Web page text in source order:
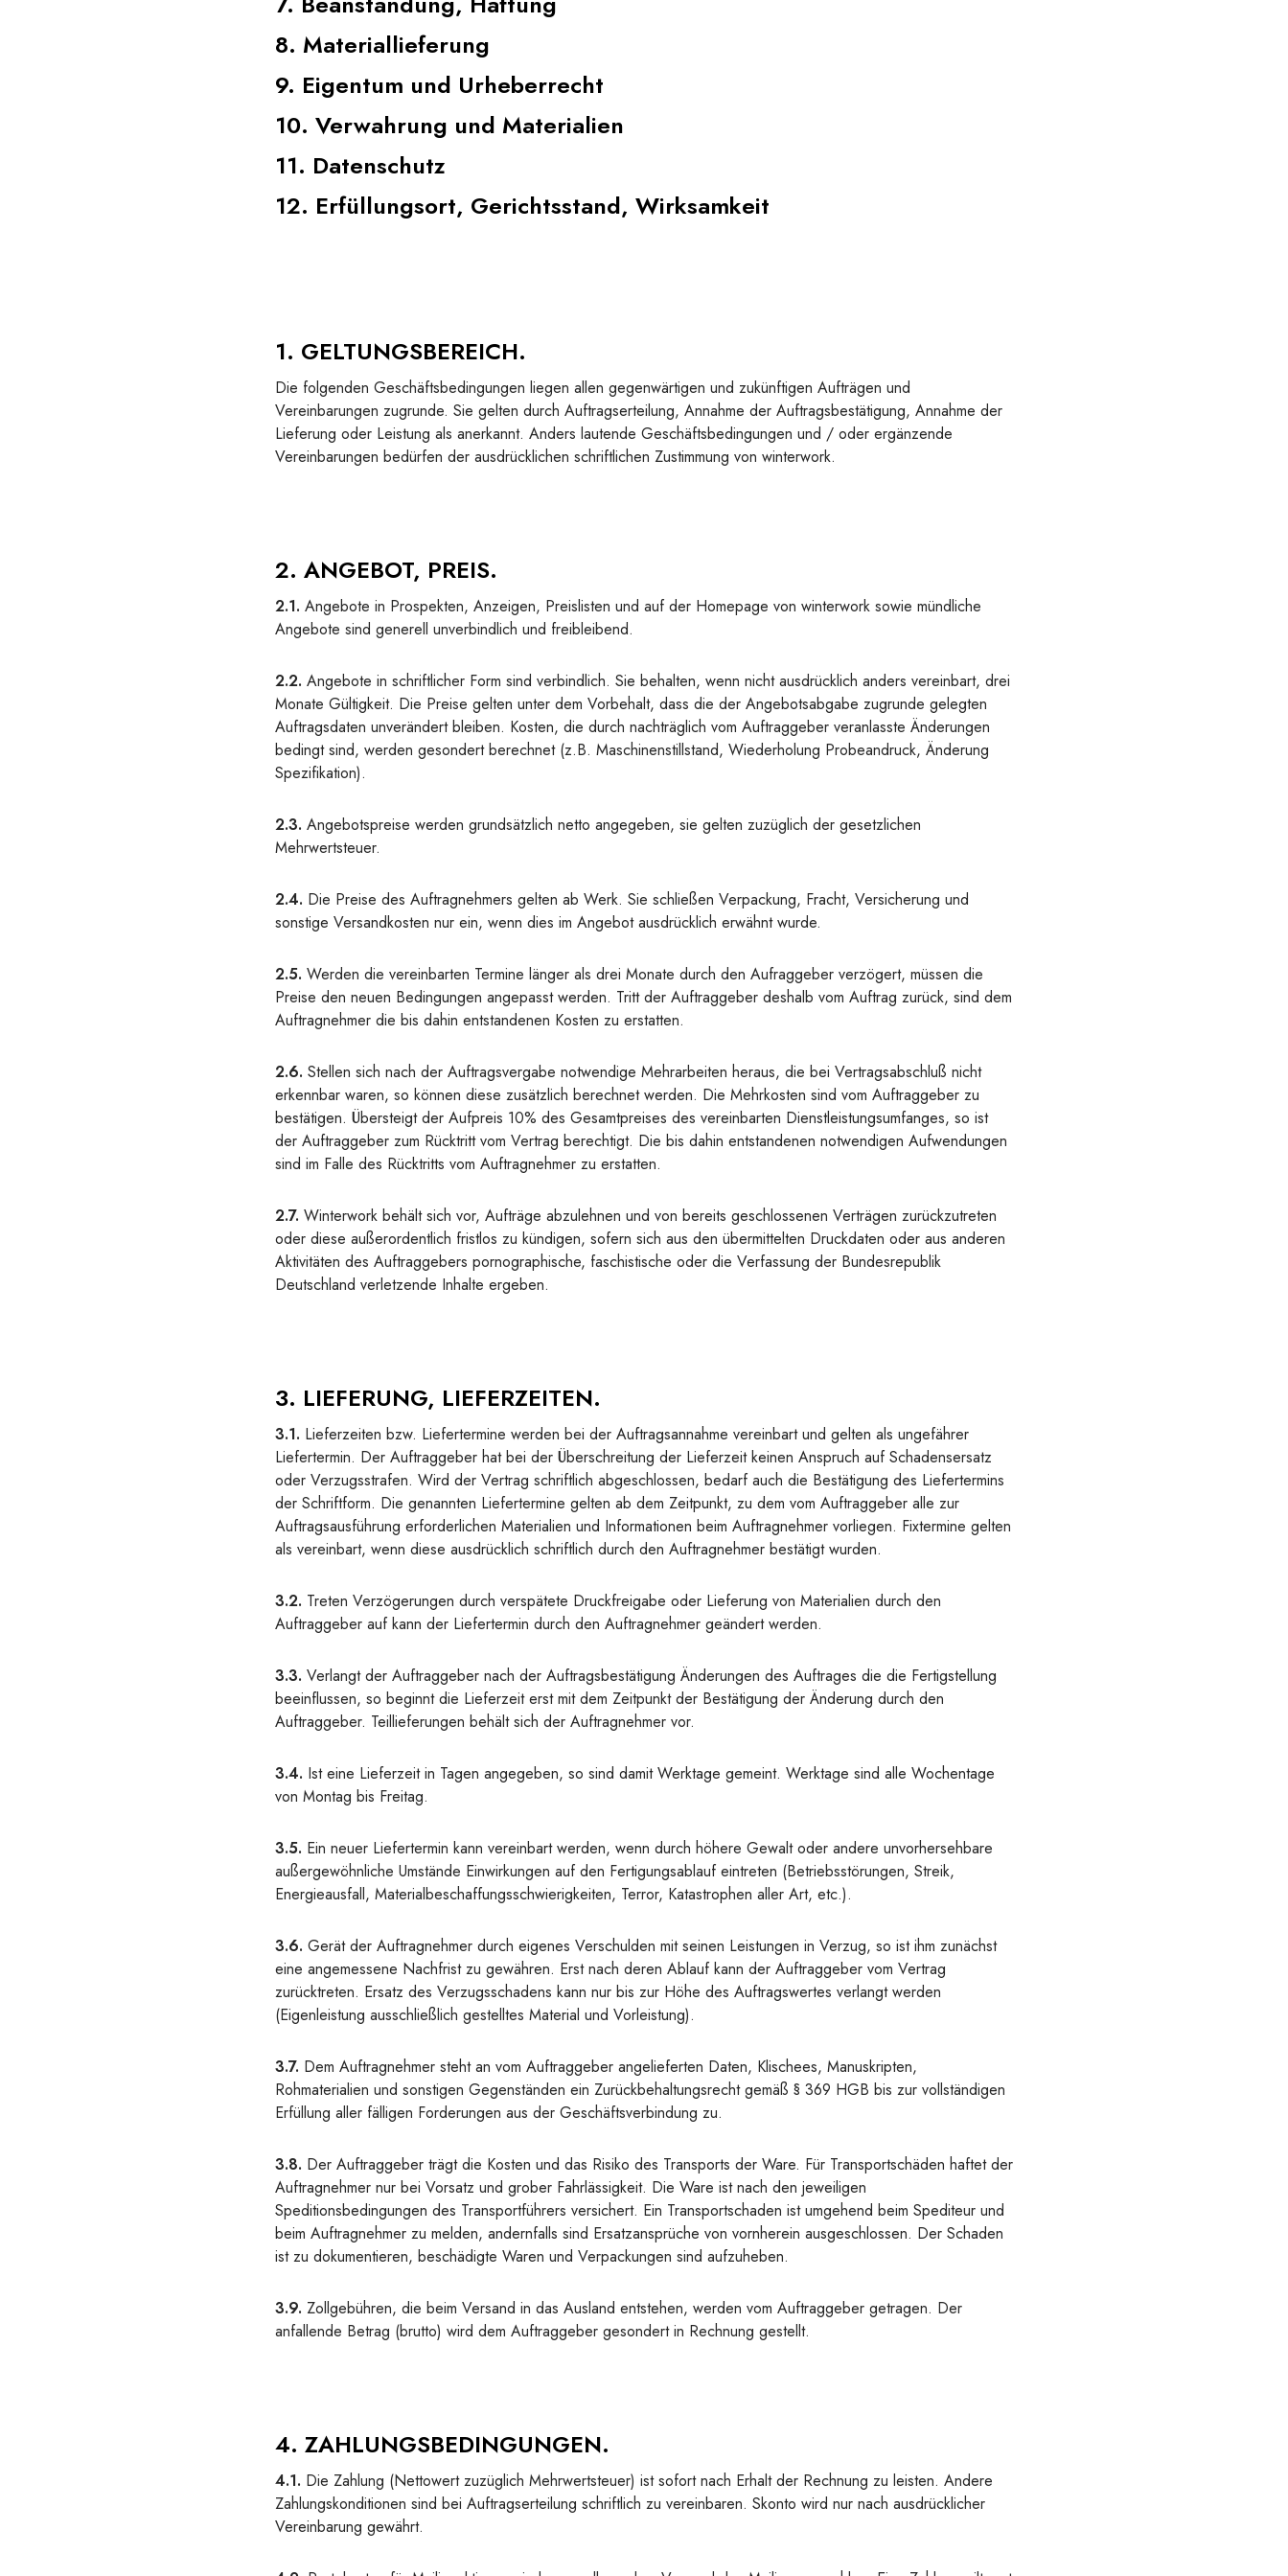
8. Materiallieferung
9. Eigentum und Urheberrecht
10. Verwahrung und Materialien
11. Datenschutz
12. Erfüllungsort, Gerichtsstand, Wirksamkeit
1. GELTUNGSBEREICH.
Die folgenden Geschäftsbedingungen liegen allen gegenwärtigen und zukünftigen Aufträgen und
Vereinbarungen zugrunde. Sie gelten durch Auftragserteilung, Annahme der Auftragsbestätigung, Annahme der
Lieferung oder Leistung als anerkannt. Anders lautende Geschäftsbedingungen und / oder ergänzende
Vereinbarungen bedürfen der ausdrücklichen schriftlichen Zustimmung von winterwork.
2. ANGEBOT, PREIS.
2.1. Angebote in Prospekten, Anzeigen, Preislisten und auf der Homepage von winterwork sowie mündliche
Angebote sind generell unverbindlich und freibleibend.
2.2. Angebote in schriftlicher Form sind verbindlich. Sie behalten, wenn nicht ausdrücklich anders vereinbart, drei
Monate Gültigkeit. Die Preise gelten unter dem Vorbehalt, dass die der Angebotsabgabe zugrunde gelegten
Auftragsdaten unverändert bleiben. Kosten, die durch nachträglich vom Auftraggeber veranlasste Änderungen
bedingt sind, werden gesondert berechnet (z.B. Maschinenstillstand, Wiederholung Probeandruck, Änderung
Spezifikation).
2.3. Angebotspreise werden grundsätzlich netto angegeben, sie gelten zuzüglich der gesetzlichen
Mehrwertsteuer.
2.4. Die Preise des Auftragnehmers gelten ab Werk. Sie schließen Verpackung, Fracht, Versicherung und
sonstige Versandkosten nur ein, wenn dies im Angebot ausdrücklich erwähnt wurde.
2.5. Werden die vereinbarten Termine länger als drei Monate durch den Aufraggeber verzögert, müssen die
Preise den neuen Bedingungen angepasst werden. Tritt der Auftraggeber deshalb vom Auftrag zurück, sind dem
Auftragnehmer die bis dahin entstandenen Kosten zu erstatten.
2.6. Stellen sich nach der Auftragsvergabe notwendige Mehrarbeiten heraus, die bei Vertragsabschluß nicht
erkennbar waren, so können diese zusätzlich berechnet werden. Die Mehrkosten sind vom Auftraggeber zu
bestätigen. Übersteigt der Aufpreis 10% des Gesamtpreises des vereinbarten Dienstleistungsumfanges, so ist
der Auftraggeber zum Rücktritt vom Vertrag berechtigt. Die bis dahin entstandenen notwendigen Aufwendungen
sind im Falle des Rücktritts vom Auftragnehmer zu erstatten.
2.7. Winterwork behält sich vor, Aufträge abzulehnen und von bereits geschlossenen Verträgen zurückzutreten
oder diese außerordentlich fristlos zu kündigen, sofern sich aus den übermittelten Druckdaten oder aus anderen
Aktivitäten des Auftraggebers pornographische, faschistische oder die Verfassung der Bundesrepublik
Deutschland verletzende Inhalte ergeben.
3. LIEFERUNG, LIEFERZEITEN.
3.1. Lieferzeiten bzw. Liefertermine werden bei der Auftragsannahme vereinbart und gelten als ungefährer
Liefertermin. Der Auftraggeber hat bei der Überschreitung der Lieferzeit keinen Anspruch auf Schadensersatz
oder Verzugsstrafen. Wird der Vertrag schriftlich abgeschlossen, bedarf auch die Bestätigung des Liefertermins
der Schriftform. Die genannten Liefertermine gelten ab dem Zeitpunkt, zu dem vom Auftraggeber alle zur
Auftragsausführung erforderlichen Materialien und Informationen beim Auftragnehmer vorliegen. Fixtermine gelten
als vereinbart, wenn diese ausdrücklich schriftlich durch den Auftragnehmer bestätigt wurden.
3.2. Treten Verzögerungen durch verspätete Druckfreigabe oder Lieferung von Materialien durch den
Auftraggeber auf kann der Liefertermin durch den Auftragnehmer geändert werden.
3.3. Verlangt der Auftraggeber nach der Auftragsbestätigung Änderungen des Auftrages die die Fertigstellung
beeinflussen, so beginnt die Lieferzeit erst mit dem Zeitpunkt der Bestätigung der Änderung durch den
Auftraggeber. Teillieferungen behält sich der Auftragnehmer vor.
3.4. Ist eine Lieferzeit in Tagen angegeben, so sind damit Werktage gemeint. Werktage sind alle Wochentage
von Montag bis Freitag.
3.5. Ein neuer Liefertermin kann vereinbart werden, wenn durch höhere Gewalt oder andere unvorhersehbare
außergewöhnliche Umstände Einwirkungen auf den Fertigungsablauf eintreten (Betriebsstörungen, Streik,
Energieausfall, Materialbeschaffungsschwierigkeiten, Terror, Katastrophen aller Art, etc.).
3.6. Gerät der Auftragnehmer durch eigenes Verschulden mit seinen Leistungen in Verzug, so ist ihm zunächst
eine angemessene Nachfrist zu gewähren. Erst nach deren Ablauf kann der Auftraggeber vom Vertrag
zurücktreten. Ersatz des Verzugsschadens kann nur bis zur Höhe des Auftragswertes verlangt werden
(Eigenleistung ausschließlich gestelltes Material und Vorleistung).
3.7. Dem Auftragnehmer steht an vom Auftraggeber angelieferten Daten, Klischees, Manuskripten,
Rohmaterialien und sonstigen Gegenständen ein Zurückbehaltungsrecht gemäß § 369 HGB bis zur vollständigen
Erfüllung aller fälligen Forderungen aus der Geschäftsverbindung zu.
3.8. Der Auftraggeber trägt die Kosten und das Risiko des Transports der Ware. Für Transportschäden haftet der
Auftragnehmer nur bei Vorsatz und grober Fahrlässigkeit. Die Ware ist nach den jeweiligen
Speditionsbedingungen des Transportführers versichert. Ein Transportschaden ist umgehend beim Spediteur und
beim Auftragnehmer zu melden, andernfalls sind Ersatzansprüche von vornherein ausgeschlossen. Der Schaden
ist zu dokumentieren, beschädigte Waren und Verpackungen sind aufzuheben.
3.9. Zollgebühren, die beim Versand in das Ausland entstehen, werden vom Auftraggeber getragen. Der
anfallende Betrag (brutto) wird dem Auftraggeber gesondert in Rechnung gestellt.
4. ZAHLUNGSBEDINGUNGEN.
4.1. Die Zahlung (Nettowert zuzüglich Mehrwertsteuer) ist sofort nach Erhalt der Rechnung zu leisten. Andere
Zahlungskonditionen sind bei Auftragserteilung schriftlich zu vereinbaren. Skonto wird nur nach ausdrücklicher
Vereinbarung gewährt.